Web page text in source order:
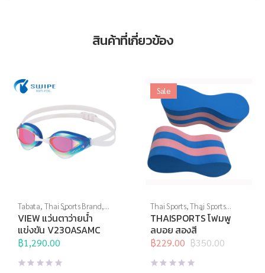
สินค้าที่เกี่ยวข้อง
Tabata, Thai Sports Brand,
View,กีฬาทางน้ำ,แว่นตาว่าย
น้ำ,แว่นตาว่ายน้ำแข่งขัน
VIEW แว่นตาว่ายน้ำ
แข่งขัน V230ASAMC
฿1,290.00
Sale
Thai Sports,Thai Sports
Brand,กีฬาทางน้ำ ,อุปกรณ์ทาง
น้ำอื่นๆ
THAISPORTS โฟมพู
ลบอย สองสี
฿350.00
Original
price
was:
฿229.00
Current
price
is: